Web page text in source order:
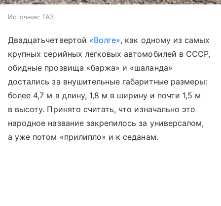
Источник: ГАЗ
Двадцатьчетвертой «Волге», как одному из самых
крупных серийных легковых автомобилей в СССР,
обидные прозвища «баржа» и «шаланда»
достались за внушительные габаритные размеры:
более 4,7 м в длину, 1,8 м в ширину и почти 1,5 м
в высоту. Принято считать, что изначально это
народное название закрепилось за универсалом,
а уже потом «прилипло» и к седанам.